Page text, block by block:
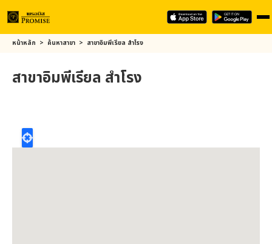
Skip
main
content
หน้าหลัก > ค้นหาสาขา > สาขาอิมพีเรียล สำโรง
สาขาอิมพีเรียล สำโรง